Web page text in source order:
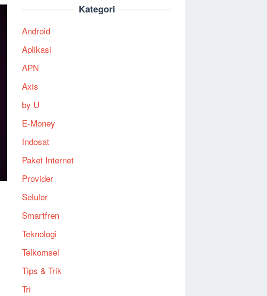
Kategori
Android
Aplikasi
APN
Axis
by U
E-Money
Indosat
Paket Internet
Provider
Seluler
Smartfren
Teknologi
Telkomsel
Tips & Trik
Tri